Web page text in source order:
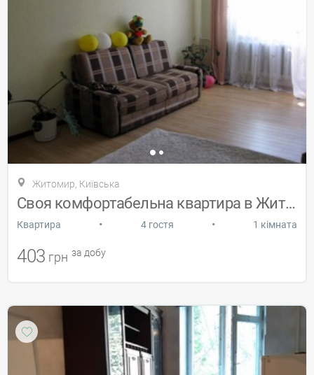
Житомир, Київська
Своя комфортабельна квартира в Житомирі
Квартира • 4 гостя • 1 кімната
403 грн за добу